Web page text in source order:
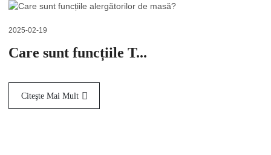
2025-02-19
Care sunt funcțiile T...
Citeşte Mai Mult